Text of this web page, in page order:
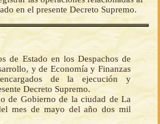
en el presente Decreto Supremo.
de Estado en los Despachos de
y de Economía y Finanzas
de la ejecución y
Decreto Supremo.
de Gobierno de la ciudad de La
mes de mayo del año dos mil